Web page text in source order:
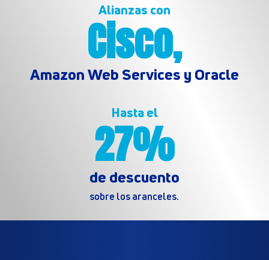
Alianzas con
Cisco,
Amazon Web Services y Oracle
Hasta el
27%
de descuento
sobre los aranceles.